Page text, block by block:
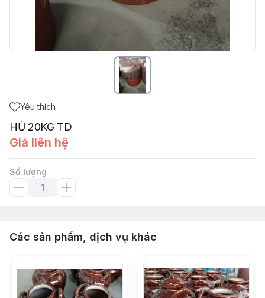
Yêu thích
HỦ 20KG TD
Giá liên hệ
Số lượng
Các sản phẩm, dịch vụ khác